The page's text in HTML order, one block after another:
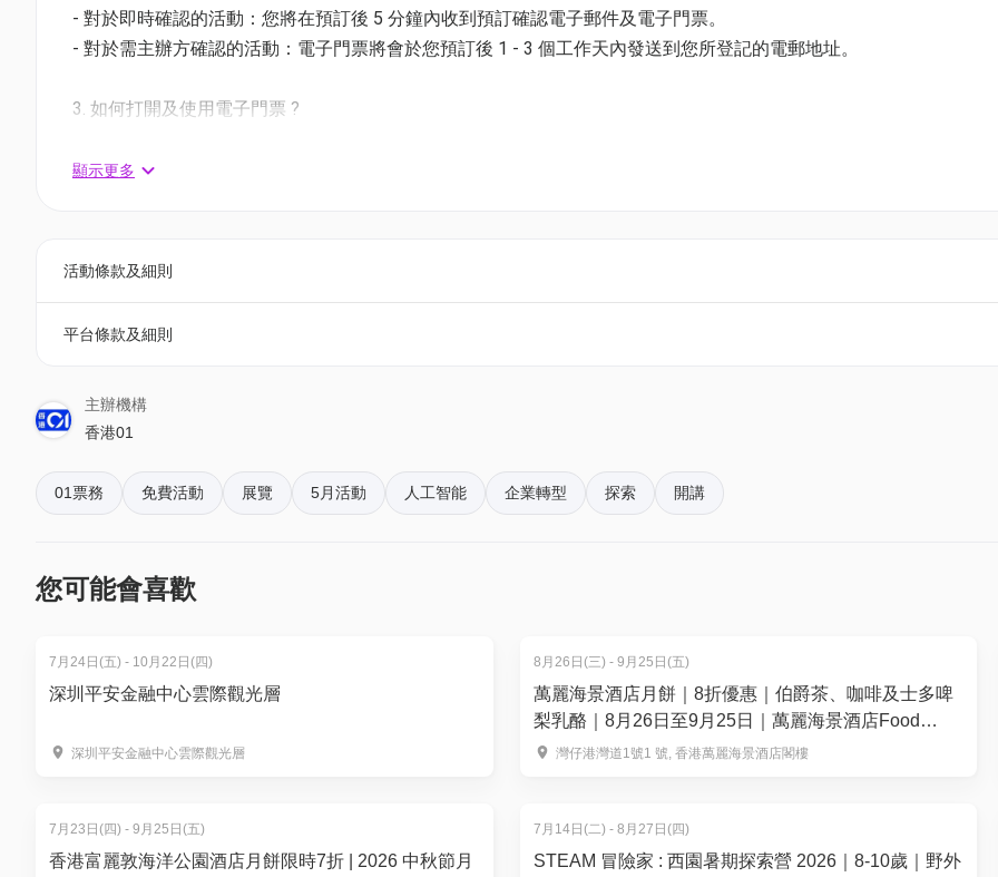
🔥絕不能錯過嘅理由是？🔥
略🌎
4️⃣ 搶佔合作投資機會：拓展商務人脈，建立跨行業人際網絡🤝
地點：主場館
- 對於即時確認的活動：您將在預訂後 5 分鐘內收到預訂確認電子郵件及電子門票。
- 對於需主辦方確認的活動：電子門票將會於您預訂後 1 - 3 個工作天內發送到您所登記的電郵地址。
3. 如何打開及使用電子門票 ?
相關活動電子門票；
4. 我預訂了活動，但還沒收到確認電郵，該怎樣辦？
5. 下單後，我可以修改訂單或申請退款嗎？
6. 如何賺取及使用 01 積分？
於「01空間」購票，每消費$1即可賺取1「01積分」。揀啱心水活動，以100分扣減$1購買門票。玩完再賺，賺完再
再玩！
顯示更多
活動條款及細則
平台條款及細則
主辦機構
香港01
01票務 免費活動 展覽 5月活動 人工智能 企業轉型 探索 開講
您可能會喜歡
7月24日(五) - 10月22日(四)
深圳平安金融中心雲際觀光層
深圳平安金融中心雲際觀光層
8月26日(三) - 9月25日(五)
萬麗海景酒店月餅｜8折優惠｜伯爵茶、咖啡及士多啤
梨乳酪｜8月26日至9月25日｜萬麗海景酒店Food
Studio
灣仔港灣道1號1 號, 香港萬麗海景酒店閣樓
7月23日(四) - 9月25日(五)
香港富麗敦海洋公園酒店月餅限時7折 | 2026 中秋節月
7月14日(二) - 8月27日(四)
STEAM 冒險家 : 西園暑期探索營 2026｜8-10歲｜野外